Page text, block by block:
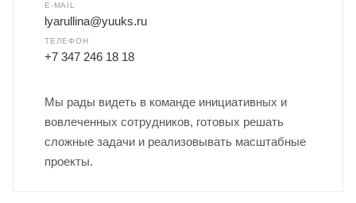
E-MAIL
lyarullina@yuuks.ru
ТЕЛЕФОН
+7 347 246 18 18
Мы рады видеть в команде инициативных и
вовлеченных сотрудников, готовых решать
сложные задачи и реализовывать масштабные
проекты.